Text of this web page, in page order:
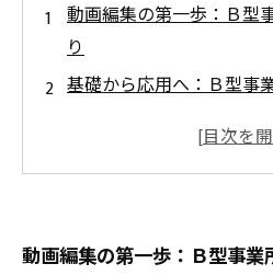
動画編集の第一歩：Ｂ型
り
基礎から応用へ：Ｂ型事
実践で磨く技術：Ｂ型事
と効率的な練習法
動画編集の第一歩：Ｂ型事業